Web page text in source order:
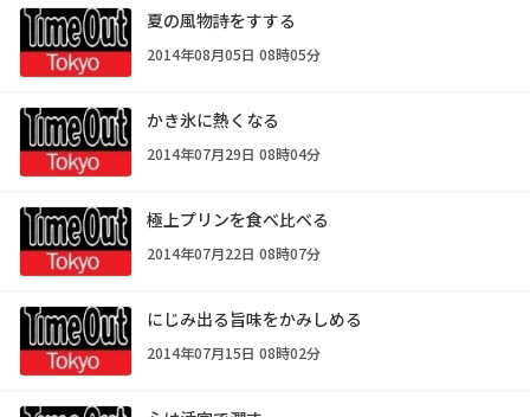
夏の風物詩をすする
2014年08月05日 08時05分
かき氷に熱くなる
2014年07月29日 08時04分
極上プリンを食べ比べる
2014年07月22日 08時07分
にじみ出る旨味をかみしめる
2014年07月15日 08時02分